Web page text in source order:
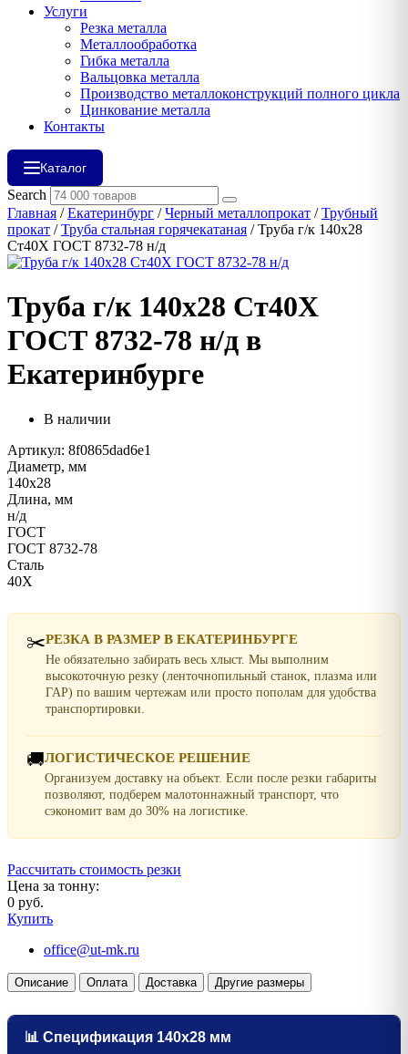
Услуги
Резка металла
Металлообработка
Гибка металла
Вальцовка металла
Производство металлоконструкций полного цикла
Цинкование металла
Контакты
Каталог
Search
Главная /Екатеринбург /Черный металлопрокат /Трубный
прокат /Труба стальная горячекатаная / Труба г/к 140х28
Ст40Х ГОСТ 8732-78 н/д
Труба г/к 140х28 Ст40Х
ГОСТ 8732-78 н/д в
Екатеринбурге
В наличии
Артикул: 8f0865dad6e1
Диаметр, мм
140х28
Длина, мм
н/д
ГОСТ
ГОСТ 8732-78
Сталь
40Х
✂️РЕЗКА В РАЗМЕР В ЕКАТЕРИНБУРГЕ
Не обязательно забирать весь хлыст. Мы выполним
высокоточную резку (ленточнопильный станок, плазма или
ГАР) по вашим чертежам или просто пополам для удобства
транспортировки.
🚚ЛОГИСТИЧЕСКОЕ РЕШЕНИЕ
Организуем доставку на объект. Если после резки габариты
позволяют, подберем малотоннажный транспорт, что
сэкономит вам до 30% на логистике.
Рассчитать стоимость резки
Цена за тонну:
0 руб.
Купить
office@ut-mk.ru
Описание Оплата Доставка Другие размеры
📊 Спецификация 140х28 мм